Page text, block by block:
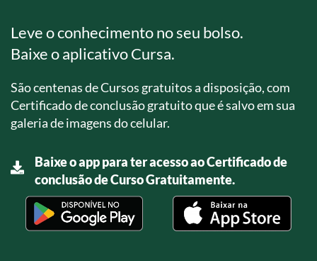
Leve o conhecimento no seu bolso.
Baixe o aplicativo Cursa.
São centenas de Cursos gratuitos a disposição, com
Certificado de conclusão gratuito que é salvo em sua
galeria de imagens do celular.
Baixe o app para ter acesso ao Certificado de
conclusão de Curso Gratuitamente.